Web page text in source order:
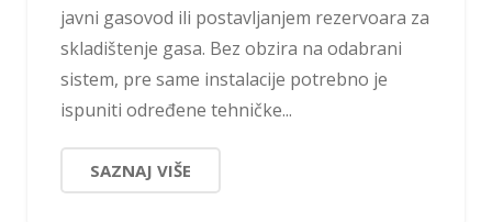
javni gasovod ili postavljanjem rezervoara za
skladištenje gasa. Bez obzira na odabrani
sistem, pre same instalacije potrebno je
ispuniti određene tehničke...
SAZNAJ VIŠE